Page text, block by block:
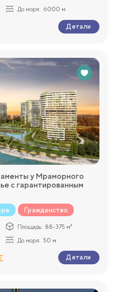
До моря: 6000 м
Детали
у Мраморного
с гарантированным
Гражданство
Площадь: 88-375 м²
До моря: 50 м
Детали